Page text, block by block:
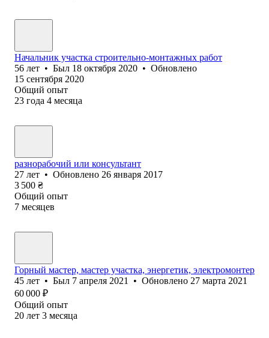
Начальник участка строительно-монтажных работ
56 лет • Был 18 октября 2020 • Обновлено
15 сентября 2020
Общий опыт
23 года 4 месяца
разнорабочий или консультант
27 лет • Обновлено 26 января 2017
3 500 ₴
Общий опыт
7 месяцев
Горный мастер, мастер участка, энергетик, электромонтер
45 лет • Был 7 апреля 2021 • Обновлено 27 марта 2021
60 000 ₽
Общий опыт
20 лет 3 месяца